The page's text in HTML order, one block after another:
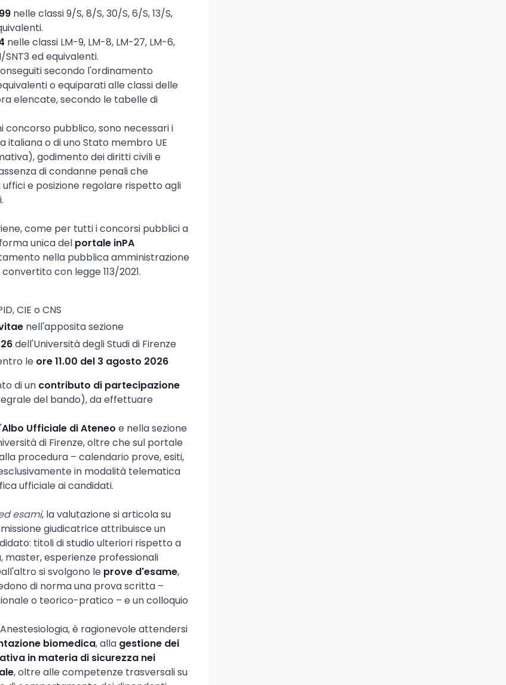
nelle classi 9/S, 8/S, 30/S, 6/S, 13/S,
nelle classi LM-9, LM-8, LM-27, LM-6,
SNT3 ed equivalenti.
secondo l'ordinamento
o equiparati alle classi delle
elencate, secondo le tabelle di
pubblico, sono necessari i
italiana o di uno Stato membro UE
godimento dei diritti civili e
di condanne penali che
e posizione regolare rispetto agli
come per tutti i concorsi pubblici a
unica del portale inPA
nella pubblica amministrazione
convertito con legge 113/2021.
CIE o CNS
nell'apposita sezione
dell'Università degli Studi di Firenze
le ore 11.00 del 3 agosto 2026
di un contributo di partecipazione
del bando), da effettuare
Albo Ufficiale di Ateneo e nella sezione
di Firenze, oltre che sul portale
procedura – calendario prove, esiti,
in modalità telematica
ufficiale ai candidati.
esami, la valutazione si articola su
giudicatrice attribuisce un
titoli di studio ulteriori rispetto a
esperienze professionali
si svolgono le prove d'esame,
di norma una prova scritta –
o teorico-pratico – e un colloquio
è ragionevole attendersi
biomedica, alla gestione dei
in materia di sicurezza nei
, oltre alle competenze trasversali su